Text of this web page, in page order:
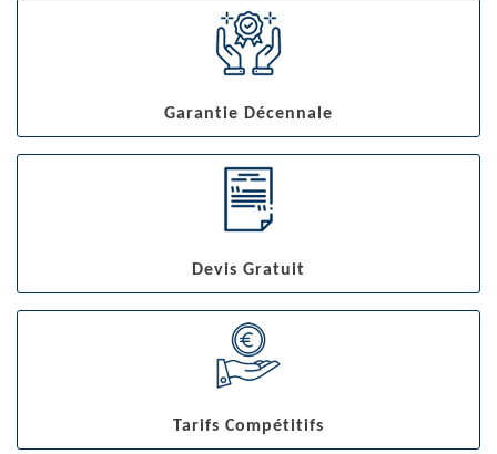
Garantie Décennale
Devis Gratuit
Tarifs Compétitifs